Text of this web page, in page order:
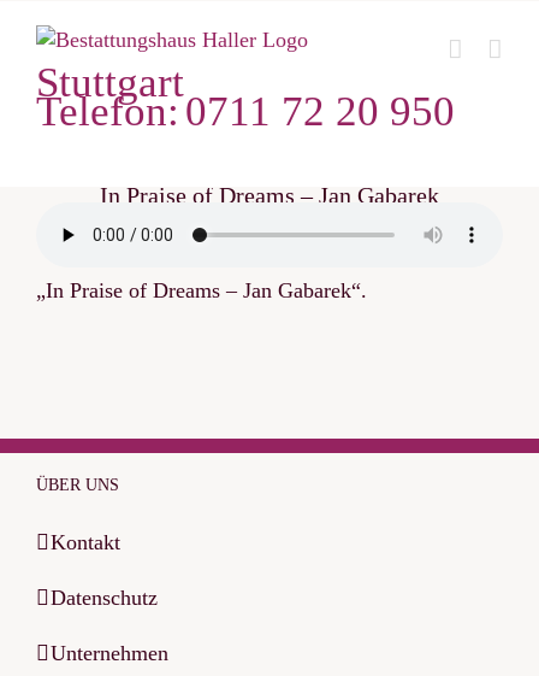
Inhalt
springenStuttgart
Telefon:0711 72 20 950
In Praise of Dreams – Jan Gabarek
„In Praise of Dreams – Jan Gabarek“.
ÜBER UNS
Kontakt
Datenschutz
Unternehmen